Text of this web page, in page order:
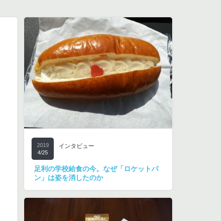
2019
4/25
インタビュー
足利の学校給食の今。なぜ「ロケットパ
ン」は姿を消したのか